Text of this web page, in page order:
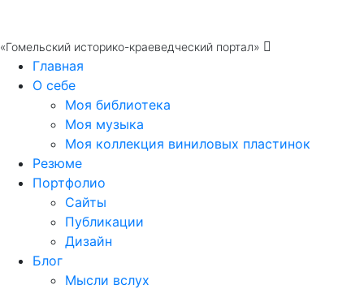
«Гомельский историко-краеведческий портал»
Главная
О себе
Моя библиотека
Моя музыка
Моя коллекция виниловых пластинок
Резюме
Портфолио
Сайты
Публикации
Дизайн
Блог
Мысли вслух